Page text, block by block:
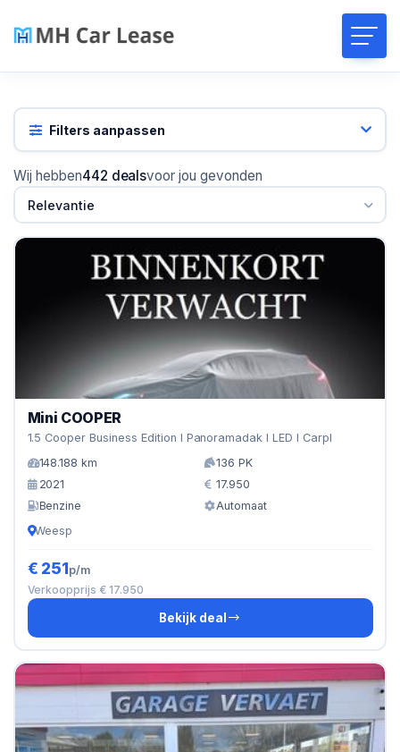
Filters aanpassen
Wij hebben442 dealsvoor jou gevonden
Relevantie
Mini COOPER
1.5 Cooper Business Edition I Panoramadak I LED I Carpl
148.188 km
136 PK
2021
17.950
Benzine
Automaat
Weesp
€ 251p/m
Verkoopprijs € 17.950
Bekijk deal